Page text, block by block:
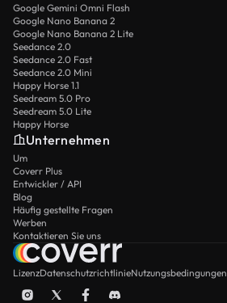
Google Gemini Omni Flash
Google Nano Banana 2
Google Nano Banana 2 Lite
Seedance 2.0
Seedance 2.0 Fast
Seedance 2.0 Mini
Happy Horse 1.1
Seedream 5.0 Pro
Seedream 5.0 Lite
Happy Horse
Unternehmen
Um
Coverr Plus
Entwickler / API
Blog
Häufig gestellte Fragen
Werben
Kontaktieren Sie uns
LizenzDatenschutzrichtlinieNutzungsbedingungen